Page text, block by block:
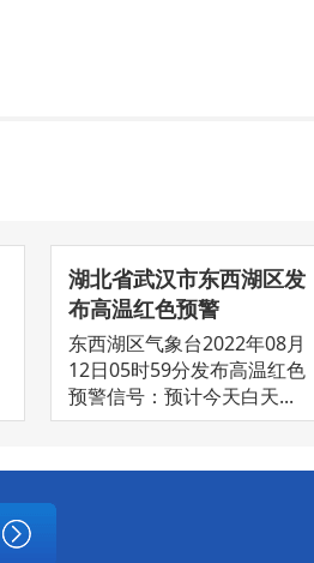
湖北省武汉市东西湖区发
布高温红色预警
东西湖区气象台2022年08月
12日05时59分发布高温红色
预警信号：预计今天白天...